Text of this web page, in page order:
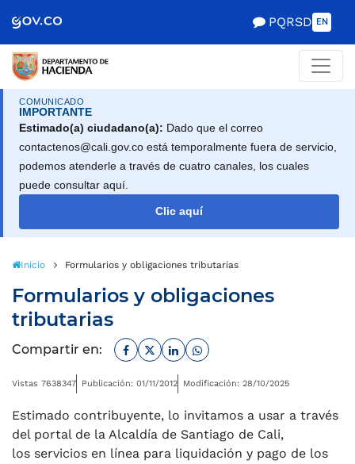
de Gobierno
PQRSD EN
COMUNICADO
IMPORTANTE
Estimado(a) ciudadano(a): Dado que el correo
contactenos@cali.gov.co está temporalmente fuera de servicio,
podemos atenderle a través de cuatro canales, los cuales
puede consultar aquí.
Clic aquí
Inicio Formularios y obligaciones tributarias
Formularios y obligaciones
tributarias
Compartir en: Facebook
TwitterLinkedinWhatsapp
Vistas 7638347 Publicación: 01/11/2012 Modificación: 28/10/2025
Estimado contribuyente, lo invitamos a usar a través
del portal de la Alcaldía de Santiago de Cali,
los servicios en línea para liquidación y pago de los